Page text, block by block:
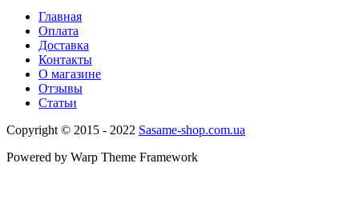
Главная
Оплата
Доставка
Контакты
О магазине
Отзывы
Статьи
Copyright © 2015 - 2022 Sasame-shop.com.ua
Powered by Warp Theme Framework